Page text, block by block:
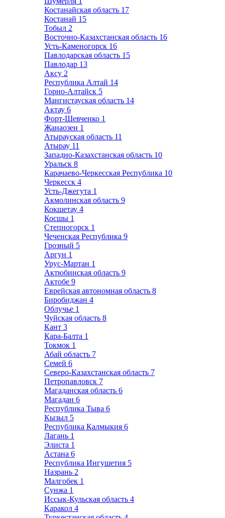
Костанайская область 17
Костанай 15
Тобыл 2
Восточно-Казахстанская область 16
Усть-Каменогорск 16
Павлодарская область 15
Павлодар 13
Аксу 2
Республика Алтай 14
Горно-Алтайск 5
Мангистауская область 14
Актау 6
Форт-Шевченко 1
Жанаозен 1
Атырауская область 11
Атырау 11
Западно-Казахстанская область 10
Уральск 8
Карачаево-Черкесская Республика 10
Черкесск 4
Усть-Джегута 1
Акмолинская область 9
Кокшетау 4
Косшы 1
Степногорск 1
Чеченская Республика 9
Грозный 5
Аргун 1
Урус-Мартан 1
Актюбинская область 9
Актобе 9
Еврейская автономная область 8
Биробиджан 4
Облучье 1
Чуйская область 8
Кант 3
Кара-Балта 1
Токмок 1
Абай область 7
Семей 6
Северо-Казахстанская область 7
Петропавловск 7
Магаданская область 6
Магадан 6
Республика Тыва 6
Кызыл 5
Республика Калмыкия 6
Лагань 1
Элиста 1
Астана 6
Республика Ингушетия 5
Назрань 2
Малгобек 1
Сунжа 1
Иссык-Кульская область 4
Каракол 4